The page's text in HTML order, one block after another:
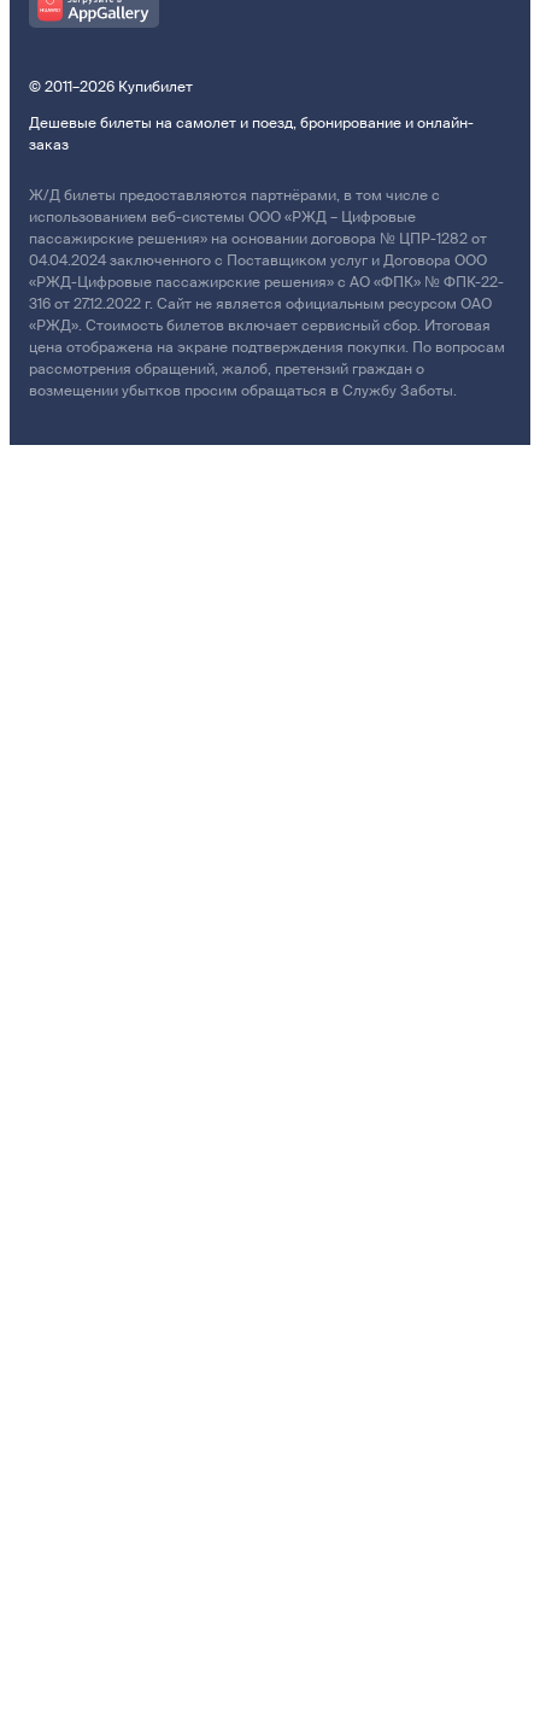
© 2011–2026 Купибилет
Дешевые билеты на самолет и поезд, бронирование и онлайн-
заказ
Ж/Д билеты предоставляются партнёрами, в том числе с
использованием веб-системы ООО «РЖД – Цифровые
пассажирские решения» на основании договора № ЦПР-1282 от
04.04.2024 заключенного с Поставщиком услуг и Договора ООО
«РЖД-Цифровые пассажирские решения» с АО «ФПК» № ФПК-22-
316 от 27.12.2022 г. Сайт не является официальным ресурсом ОАО
«РЖД». Стоимость билетов включает сервисный сбор. Итоговая
цена отображена на экране подтверждения покупки. По вопросам
рассмотрения обращений, жалоб, претензий граждан о
возмещении убытков просим обращаться в Службу Заботы.